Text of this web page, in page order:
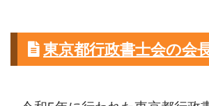
東京都行政書士会の会